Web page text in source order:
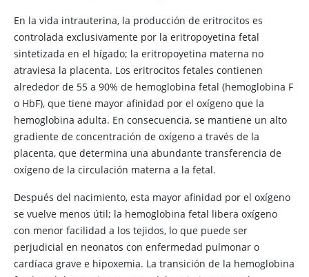
En la vida intrauterina, la producción de eritrocitos es
controlada exclusivamente por la eritropoyetina fetal
sintetizada en el hígado; la eritropoyetina materna no
atraviesa la placenta. Los eritrocitos fetales contienen
alrededor de 55 a 90% de hemoglobina fetal (hemoglobina F
o HbF), que tiene mayor afinidad por el oxígeno que la
hemoglobina adulta. En consecuencia, se mantiene un alto
gradiente de concentración de oxígeno a través de la
placenta, que determina una abundante transferencia de
oxígeno de la circulación materna a la fetal.
Después del nacimiento, esta mayor afinidad por el oxígeno
se vuelve menos útil; la hemoglobina fetal libera oxígeno
con menor facilidad a los tejidos, lo que puede ser
perjudicial en neonatos con enfermedad pulmonar o
cardíaca grave e hipoxemia. La transición de la hemoglobina